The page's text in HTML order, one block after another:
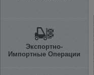
Экспортно-
Импортные Операции